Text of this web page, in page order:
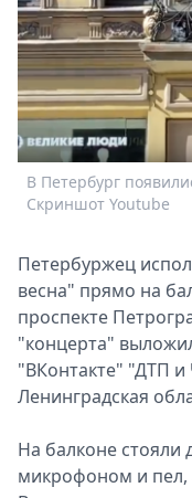
релизы
О
Metro
Стримы
Звезды
Выборы
2026
Metro
В Петербург
Скриншот Youtube
Петербуржец
весна" прямо на
проспекте
"концерта"
"ВКонтакте" "ДТП и
Ленинградская
На балконе стояли
микрофоном и пел,